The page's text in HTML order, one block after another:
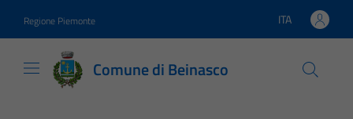
Regione Piemonte Lingua attiva:
ITA
Comune di Beinasco